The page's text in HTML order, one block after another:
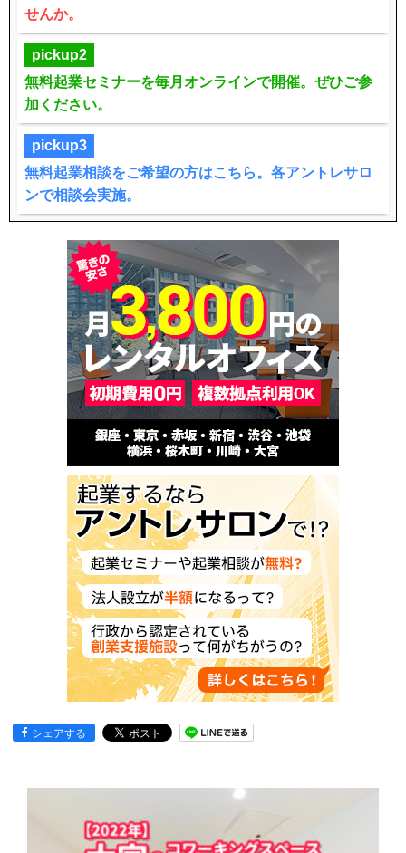
せんか。
pickup2
無料起業セミナーを毎月オンラインで開催。ぜひご参
加ください。
pickup3
無料起業相談をご希望の方はこちら。各アントレサロ
ンで相談会実施。
シェアする